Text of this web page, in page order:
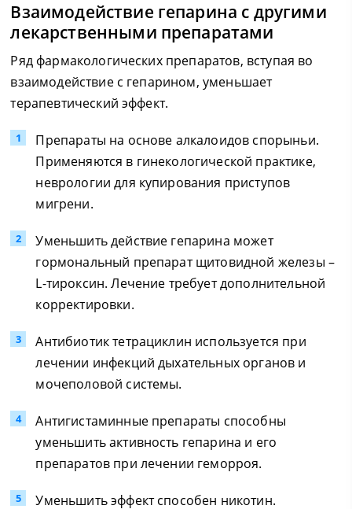
Взаимодействие гепарина с другими
лекарственными препаратами
Ряд фармакологических препаратов, вступая во
взаимодействие с гепарином, уменьшает
терапевтический эффект.
Препараты на основе алкалоидов спорыньи.
Применяются в гинекологической практике,
неврологии для купирования приступов
мигрени.
Уменьшить действие гепарина может
гормональный препарат щитовидной железы –
L-тироксин. Лечение требует дополнительной
корректировки.
Антибиотик тетрациклин используется при
лечении инфекций дыхательных органов и
мочеполовой системы.
Антигистаминные препараты способны
уменьшить активность гепарина и его
препаратов при лечении геморроя.
Уменьшить эффект способен никотин.